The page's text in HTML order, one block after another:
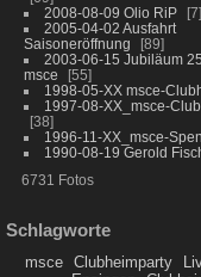
2008-08-09 Olio RiP
7
2005-04-02 Ausfahrt
Saisoneröffnung
89
2003-06-15 Jubiläum
msce
55
1998-05-XX msce-
1997-08-XX_msce-
38
1996-11-XX_msce-
1990-08-19 Gerold
6731 Fotos
Schlagworte
msce Clubheimparty